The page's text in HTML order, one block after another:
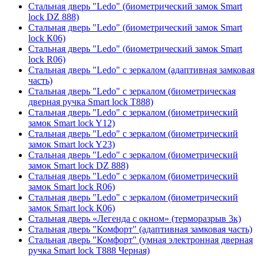
Стальная дверь "Ledo" (биометрический замок Smart
lock DZ 888)
Стальная дверь "Ledo" (биометрический замок Smart
lock К06)
Стальная дверь "Ledo" (биометрический замок Smart
lock R06)
Стальная дверь "Ledo" с зеркалом (адаптивная замковая
часть)
Стальная дверь "Ledo" с зеркалом (биометрическая
дверная ручка Smart lock T888)
Стальная дверь "Ledo" с зеркалом (биометрический
замок Smart lock Y12)
Стальная дверь "Ledo" с зеркалом (биометрический
замок Smart lock Y23)
Стальная дверь "Ledo" с зеркалом (биометрический
замок Smart lock DZ 888)
Стальная дверь "Ledo" с зеркалом (биометрический
замок Smart lock R06)
Стальная дверь "Ledo" с зеркалом (биометрический
замок Smart lock К06)
Стальная дверь «Легенда с окном» (терморазрыв 3к)
Стальная дверь "Комфорт" (адаптивная замковая часть)
Стальная дверь "Комфорт" (умная электронная дверная
ручка Smart lock T888 Черная)